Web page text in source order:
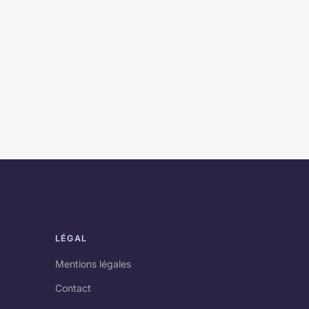
LÉGAL
Mentions légales
Contact